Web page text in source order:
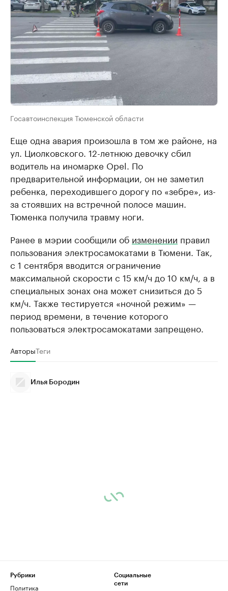
Госавтоинспекция Тюменской области
Еще одна авария произошла в том же районе, на
ул. Циолковского. 12-летнюю девочку сбил
водитель на иномарке Opel. По
предварительной информации, он не заметил
ребенка, переходившего дорогу по «зебре», из-
за стоявших на встречной полосе машин.
Тюменка получила травму ноги.
Ранее в мэрии сообщили об изменении правил
пользования электросамокатами в Тюмени. Так,
с 1 сентября вводится ограничение
максимальной скорости с 15 км/ч до 10 км/ч, а в
специальных зонах она может снизиться до 5
км/ч. Также тестируется «ночной режим» —
период времени, в течение которого
пользоваться электросамокатами запрещено.
АвторыТеги
Илья Бородин
Рубрики
Политика
Социальные
сети